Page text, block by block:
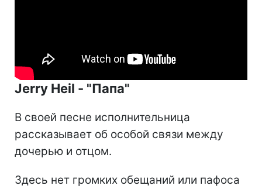
Jerry Heil - "Папа"
В своей песне исполнительница
рассказывает об особой связи между
дочерью и отцом.
Здесь нет громких обещаний или пафоса